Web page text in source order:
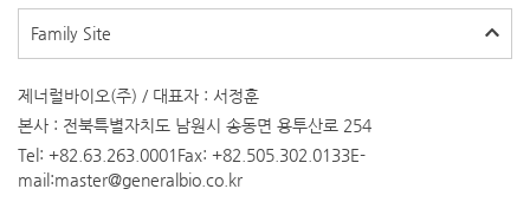
Family Site
제너럴바이오(주) / 대표자 : 서정훈
본사 : 전북특별자치도 남원시 송동면 용투산로 254
Tel: +82.63.263.0001Fax: +82.505.302.0133E-
mail:master@generalbio.co.kr